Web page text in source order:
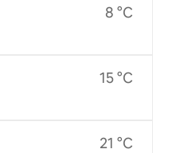
8 °C
15 °C
21 °C